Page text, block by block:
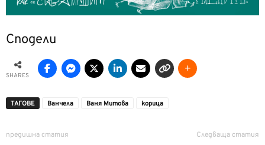
Сподели
SHARES
ТАГОВЕ Ванчела Ваня Митова корица
предишна статия Следваща статия